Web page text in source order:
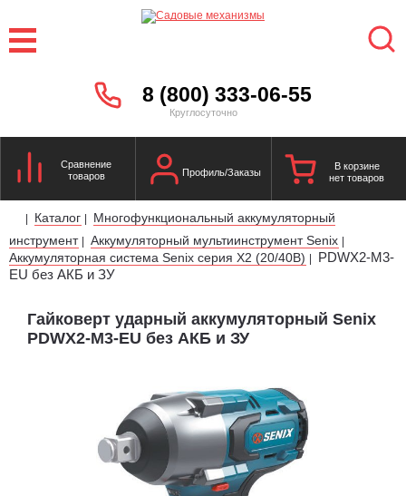
8 (800) 333-06-55
Круглосуточно
Сравнение
товаров
Профиль/Заказы
В корзине
нет товаров
| Каталог |
Многофункциональный аккумуляторный
инструмент | Аккумуляторный мультиинструмент Senix |
Аккумуляторная система Senix cерия X2 (20/40В) |
PDWX2-M3-
EU без АКБ и ЗУ
Гайковерт ударный аккумуляторный Senix
PDWX2-M3-EU без АКБ и ЗУ